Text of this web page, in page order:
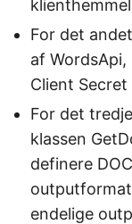
For det
af
Client
For det
klassen
definere
endelige